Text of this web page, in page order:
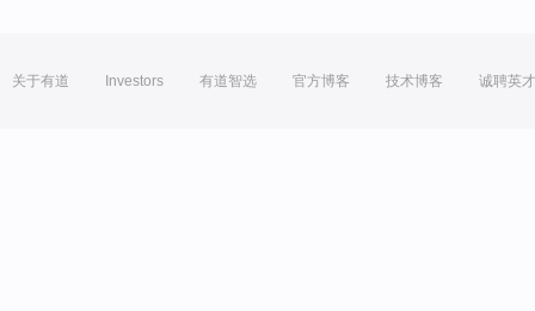
关于有道 Investors 有道智选 官方博客 技术博客 诚聘英才